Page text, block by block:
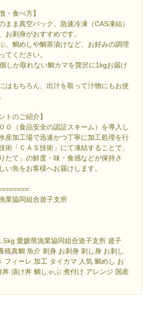
・食べ方】
まま真空パック、急速冷凍（CAS凍結）
お刺身がおすすめです。
、鯛めしや鯛茶漬けなど、お好みの調理
てください。
しか取れない鯛カマを贅沢に1kgお届け
はもちろん、出汁を取って汁物にもお使
トのご紹介】
０（食品安全の認証スキーム）を導入し
産加工場で迅速かつ丁寧に加工処理を行
術「ＣＡＳ技術」にて凍結することで、
たて」の鮮度・味・食感などが保持さ
い魚をお客様へお届けします。
業協同組合遊子支所
愛媛県漁業協同組合遊子支所 遊子
殖真鯛 魚介 刺身 お刺身 刺し身 お刺し
フィーレ 加工 タイカマ 人気 鯛めし お
丼 漬け丼 鯛しゃぶ 煮付け アレンジ 国産